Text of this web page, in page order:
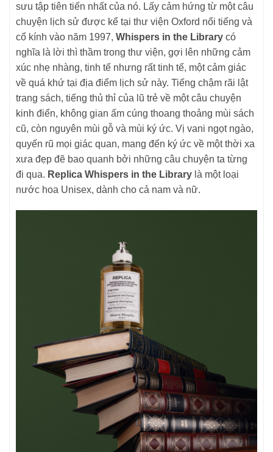
sưu tập tiên tiến nhất của nó. Lấy cảm hứng từ một câu
chuyện lịch sử được kể tại thư viện Oxford nổi tiếng và
cổ kính vào năm 1997, Whispers in the Library có
nghĩa là lời thì thầm trong thư viện, gợi lên những cảm
xúc nhẹ nhàng, tinh tế nhưng rất tinh tế, một cảm giác
về quá khứ tại địa điểm lịch sử này. Tiếng chậm rãi lật
trang sách, tiếng thủ thỉ của lũ trẻ về một câu chuyện
kinh điển, không gian ấm cúng thoang thoảng mùi sách
cũ, còn nguyên mùi gỗ và mùi ký ức. Vị vani ngọt ngào,
quyến rũ mọi giác quan, mang đến ký ức về một thời xa
xưa đẹp đẽ bao quanh bởi những câu chuyện ta từng
đi qua. Replica Whispers in the Library là một loại
nước hoa Unisex, dành cho cả nam và nữ.